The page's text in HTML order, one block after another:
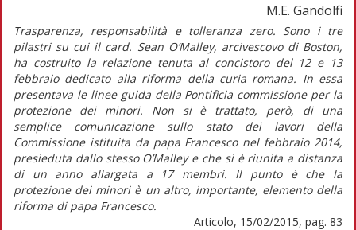
M.E. Gandolfi
Trasparenza, responsabilità e tolleranza zero. Sono i tre
pilastri su cui il card. Sean O’Malley, arcivescovo di Boston,
ha costruito la relazione tenuta al concistoro del 12 e 13
febbraio dedicato alla riforma della curia romana. In essa
presentava le linee guida della Pontificia commissione per la
protezione dei minori. Non si è trattato, però, di una
semplice comunicazione sullo stato dei lavori della
Commissione istituita da papa Francesco nel febbraio 2014,
presieduta dallo stesso O’Malley e che si è riunita a distanza
di un anno allargata a 17 membri. Il punto è che la
protezione dei minori è un altro, importante, elemento della
riforma di papa Francesco.
Articolo, 15/02/2015, pag. 83